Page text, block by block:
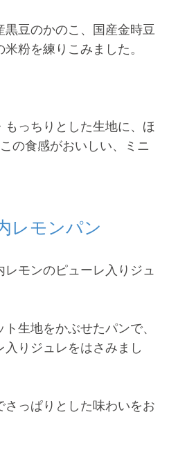
豆のかのこ、国産金時豆
粉を練りこみました。
っちりとした生地に、ほ
の食感がおいしい、ミニ
レモンパン
モンのピューレ入りジュ
生地をかぶせたパンで、
りジュレをはさみまし
っぱりとした味わいをお